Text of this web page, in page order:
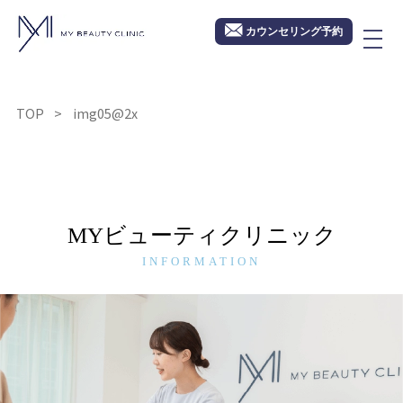
カウンセリング予約
TOP img05@2x
MYビューティクリニック
INFORMATION